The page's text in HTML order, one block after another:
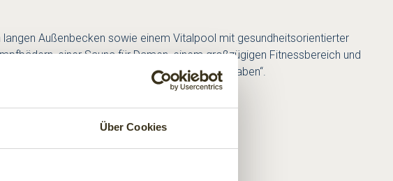
Über Cookies
Außenbecken sowie einem Vitalpool mit gesundheitsorientierter
einer Sauna für Damen, einem großzügigen Fitnessbereich und
erfahren – spüren – und ganz für sich Zeit haben“.